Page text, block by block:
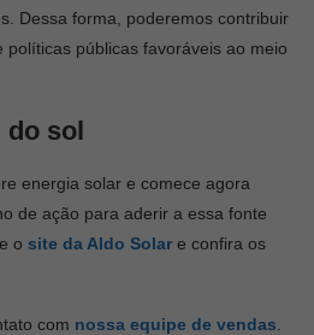
Dessa forma, poderemos contribuir
políticas públicas favoráveis ao meio
do sol
energia solar e comece agora
de ação para aderir a essa fonte
o site da Aldo Solar e confira os
com nossa equipe de vendas